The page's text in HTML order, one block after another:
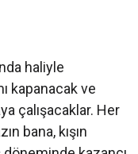
haliyle
kapanacak ve
çalışacaklar. Her
bana, kışın